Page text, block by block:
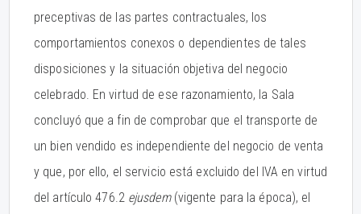
preceptivas de las partes contractuales, los
comportamientos conexos o dependientes de tales
disposiciones y la situación objetiva del negocio
celebrado. En virtud de ese razonamiento, la Sala
concluyó que a fin de comprobar que el transporte de
un bien vendido es independiente del negocio de venta
y que, por ello, el servicio está excluido del IVA en virtud
del artículo 476.2 ejusdem (vigente para la época), el